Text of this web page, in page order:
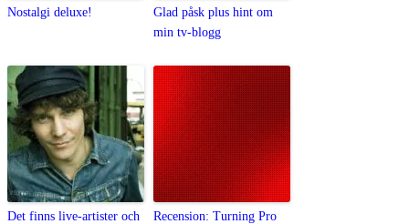
Nostalgi deluxe!
Glad påsk plus hint om
min tv-blogg
Det finns live-artister och
Recension: Turning Pro